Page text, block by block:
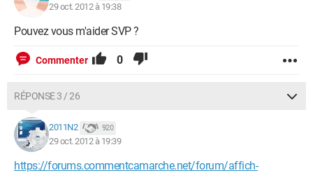
29 oct. 2012 à 19:38
Pouvez vous m'aider SVP ?
Commenter 0
RÉPONSE 3 / 26
2011N2 920
29 oct. 2012 à 19:39
https://forums.commentcamarche.net/forum/affich-